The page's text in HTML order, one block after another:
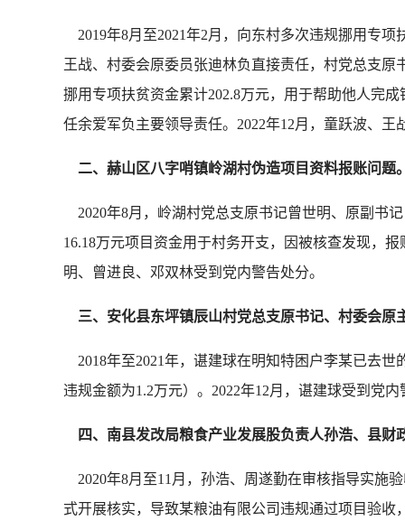
2019年8月至2021年2月，向东村多次违规挪用专
王战、村委会原委员张迪林负直接责任，村党总支原
挪用专项扶贫资金累计202.8万元，用于帮助他人完
任余爱军负主要领导责任。2022年12月，童跃波、
二、赫山区八字哨镇岭湖村伪造项目资料报账问题
2020年8月，岭湖村党总支原书记曾世明、原副书
16.18万元项目资金用于村务开支，因被核查发现，
明、曾进良、邓双林受到党内警告处分。
三、安化县东坪镇辰山村党总支原书记、村委会
2018年至2021年，谌建球在明知特困户李某已去
违规金额为1.2万元）。2022年12月，谌建球受到党内
四、南县发改局粮食产业发展股负责人孙浩、县
2020年8月至11月，孙浩、周遂勤在审核指导实施
式开展核实，导致某粮油有限公司违规通过项目验收